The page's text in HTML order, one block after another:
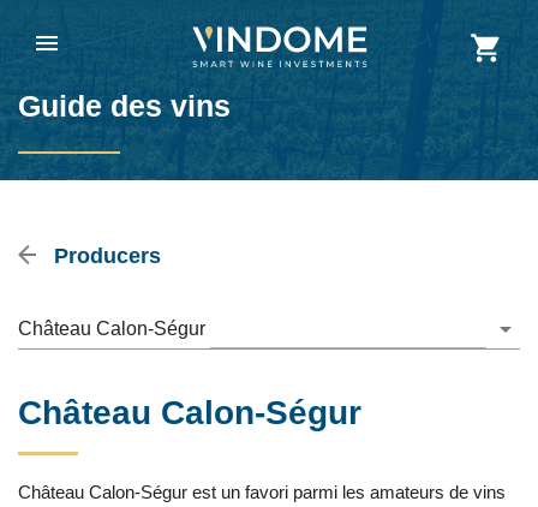
Guide des vins
Producers
Château Calon-Ségur
Château Calon-Ségur
Château Calon-Ségur est un favori parmi les amateurs de vins